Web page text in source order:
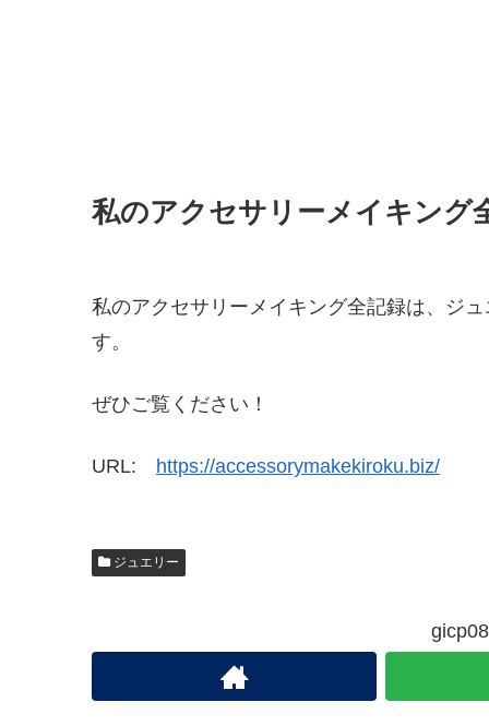
私のアクセサリーメイキング
私のアクセサリーメイキング全記録は、ジ
す。
ぜひご覧ください！
URL: https://accessorymakekiroku.biz/
ジュエリー